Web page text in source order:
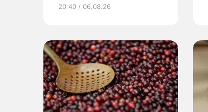
20:40 / 06.08.26